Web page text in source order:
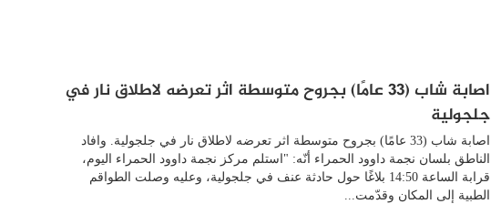
اصابة شاب (33 عامًا) بجروح متوسطة اثر تعرضه لاطلاق نار في
جلجولية
اصابة شاب (33 عامًا) بجروح متوسطة اثر تعرضه لاطلاق نار في جلجولية. وافاد
الناطق بلسان نجمة داوود الحمراء أنّه: "استلم مركز نجمة داوود الحمراء اليوم،
قرابة الساعة 14:50 بلاغًا حول حادثة عنف في جلجولية، وعليه وصلت الطواقم
الطبية إلى المكان وقدّمت...